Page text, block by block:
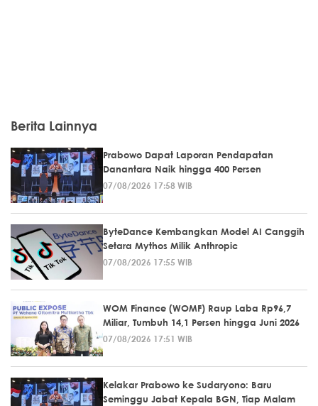
Berita Lainnya
Prabowo Dapat Laporan Pendapatan
Danantara Naik hingga 400 Persen
07/08/2026 17:58 WIB
ByteDance Kembangkan Model AI Canggih
Setara Mythos Milik Anthropic
07/08/2026 17:55 WIB
WOM Finance (WOMF) Raup Laba Rp96,7
Miliar, Tumbuh 14,1 Persen hingga Juni 2026
07/08/2026 17:51 WIB
Kelakar Prabowo ke Sudaryono: Baru
Seminggu Jabat Kepala BGN, Tiap Malam